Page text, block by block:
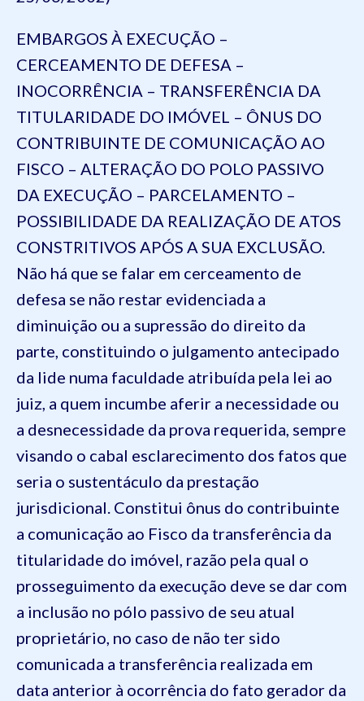
EMBARGOS À EXECUÇÃO –
CERCEAMENTO DE DEFESA –
INOCORRÊNCIA – TRANSFERÊNCIA DA
TITULARIDADE DO IMÓVEL – ÔNUS DO
CONTRIBUINTE DE COMUNICAÇÃO AO
FISCO – ALTERAÇÃO DO POLO PASSIVO
DA EXECUÇÃO – PARCELAMENTO –
POSSIBILIDADE DA REALIZAÇÃO DE ATOS
CONSTRITIVOS APÓS A SUA EXCLUSÃO.
Não há que se falar em cerceamento de
defesa se não restar evidenciada a
diminuição ou a supressão do direito da
parte, constituindo o julgamento antecipado
da lide numa faculdade atribuída pela lei ao
juiz, a quem incumbe aferir a necessidade ou
a desnecessidade da prova requerida, sempre
visando o cabal esclarecimento dos fatos que
seria o sustentáculo da prestação
jurisdicional. Constitui ônus do contribuinte
a comunicação ao Fisco da transferência da
titularidade do imóvel, razão pela qual o
prosseguimento da execução deve se dar com
a inclusão no pólo passivo de seu atual
proprietário, no caso de não ter sido
comunicada a transferência realizada em
data anterior à ocorrência do fato gerador da